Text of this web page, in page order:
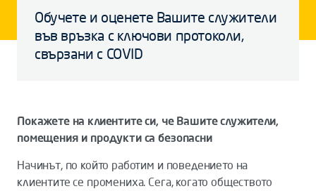
Обучете и оценете Вашите служители
във връзка с ключови протоколи,
свързани с COVID
Покажете на клиентите си, че Вашите служители,
помещения и продукти са безопасни
Начинът, по който работим и поведението на
клиентите се промениха. Сега, когато обществото